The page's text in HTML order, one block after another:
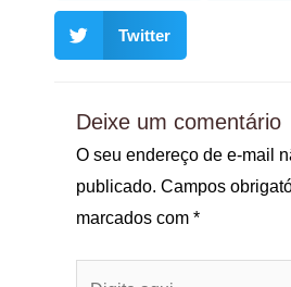
Twitter
Deixe um comentário
O seu endereço de e-mail
publicado. Campos
marcados com *